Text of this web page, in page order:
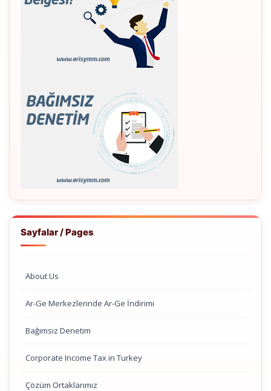
Sayfalar / Pages
About Us
Ar-Ge Merkezlerinde Ar-Ge İndirimi
Bağımsız Denetim
Corporate Income Tax in Turkey
Çözüm Ortaklarımız